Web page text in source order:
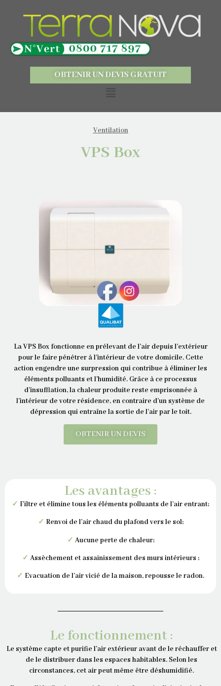
OBTENIR UN DEVIS GRATUIT
Ventilation
VPS Box
La VPS Box fonctionne en prélevant de l’air depuis l’extérieur
pour le faire pénétrer à l’intérieur de votre domicile. Cette
action engendre une surpression qui contribue à éliminer les
éléments polluants et l’humidité. Grâce à ce processus
d’insufflation, la chaleur produite reste emprisonnée à
l’intérieur de votre résidence, en contraire d’un système de
dépression qui entraîne la sortie de l’air par le toit.
OBTENIR UN DEVIS
Les avantages :
✓ Filtre et élimine tous les éléments polluants de l’air entrant;
✓ Renvoi de l’air chaud du plafond vers le sol;
✓ Aucune perte de chaleur;
✓ Assèchement et assainissement des murs intérieurs ;
✓ Evacuation de l’air vicié de la maison, repousse le radon.
Le fonctionnement :
Le système capte et purifie l’air extérieur avant de le réchauffer et
de le distribuer dans les espaces habitables. Selon les
circonstances, cet air peut même être déshumidifié.